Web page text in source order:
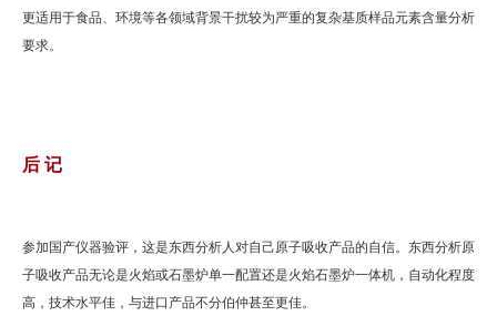
更适用于食品、环境等各领域背景干扰较为严重的复杂基质样品元素含量分析
要求。
后 记
参加国产仪器验评，这是东西分析人对自己原子吸收产品的自信。东西分析原
子吸收产品无论是火焰或石墨炉单一配置还是火焰石墨炉一体机，自动化程度
高，技术水平佳，与进口产品不分伯仲甚至更佳。